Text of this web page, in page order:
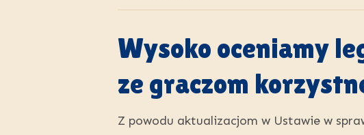
Wysoko oceniamy
ze graczom
Z powodu aktualizacjom w Ustawie w